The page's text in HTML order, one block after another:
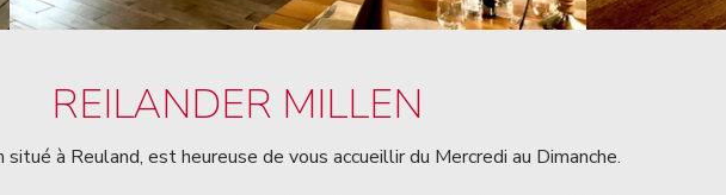
REILANDER MILLEN
à Reuland, est heureuse de vous accueillir du Mercredi au Dimanche.